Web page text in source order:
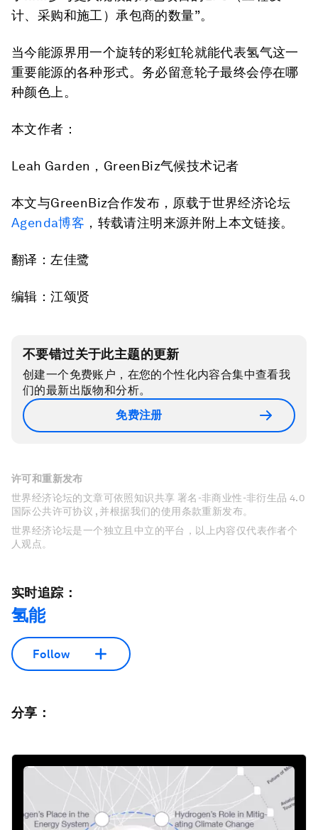
计、采购和施工）承包商的数量”。
当今能源界用一个旋转的彩虹轮就能代表氢气这一
重要能源的各种形式。务必留意轮子最终会停在哪
种颜色上。
本文作者：
Leah Garden，GreenBiz气候技术记者
本文与GreenBiz合作发布，原载于世界经济论坛
Agenda博客 ，转载请注明来源并附上本文链接。
翻译：左佳鹭
编辑：江颂贤
不要错过关于此主题的更新
创建一个免费账户，在您的个性化内容合集中查看我
们的最新出版物和分析。
免费注册
许可和重新发布
世界经济论坛的文章可依照知识共享 署名-非商业性-非衍生品 4.0
国际公共许可协议 , 并根据我们的使用条款重新发布。
世界经济论坛是一个独立且中立的平台，以上内容仅代表作者个
人观点。
实时追踪：
氢能
Follow
分享：